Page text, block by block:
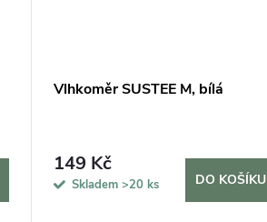
Vlhkoměr SUSTEE M, bílá
149 Kč
Skladem >20 ks DO KOŠÍKU